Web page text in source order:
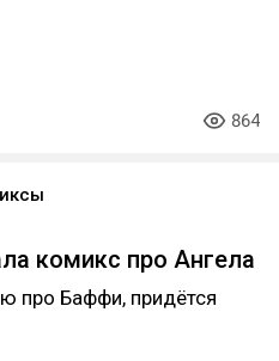
864
комикс про Ангела
про Баффи, придётся